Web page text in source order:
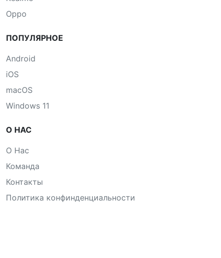
Oppo
ПОПУЛЯРНОЕ
Android
iOS
macOS
Windows 11
О НАС
О Нас
Команда
Контакты
Политика конфинденциальности